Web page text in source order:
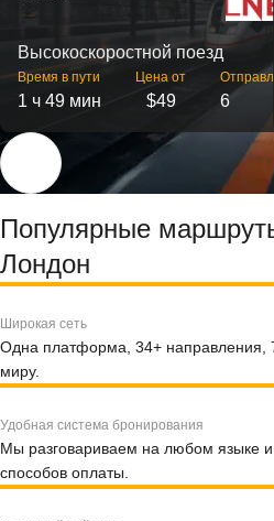
Высокоскоростной поезд
Время в пути
1 ч 49 мин
Цена от
$49 6
Популярные
Лондон
Широкая сеть
Одна платформа, 34+ направления,
миру.
Удобная система бронирования
Мы разговариваем на любом языке
способов оплаты.